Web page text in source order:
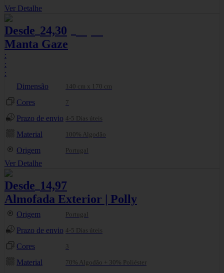
Ver Detalhe
Desde 24,30
Manta Gaze
:
:
:
Dimensão
140 cm x 170 cm
Cores 7
Prazo de envio 4-5 Dias úteis
Material 100% Algodão
Origem Portugal
Ver Detalhe
Desde 14,97
Almofada Exterior | Polly
Origem Portugal
Prazo de envio 4-5 Dias úteis
Cores 3
Material 70% Algodão + 30% Poliéster